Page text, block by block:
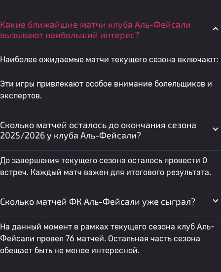
Какие ближайшие матчи клуба Аль-Фейсали
вызывают наибольший интерес?
Наиболее ожидаемые матчи текущего сезона включают:
Эти игры привлекают особое внимание болельщиков и
экспертов.
Сколько матчей осталось до окончания сезона
2025/2026 у клуба Аль-Фейсали?
До завершения текущего сезона осталось провести 0
встреч. Каждый матч важен для итогового результата.
Сколько матчей ФК Аль-Фейсали уже сыграл?
На данный момент в рамках текущего сезона клуб Аль-
Фейсали провел 76 матчей. Остальная часть сезона
обещает быть не менее интересной.